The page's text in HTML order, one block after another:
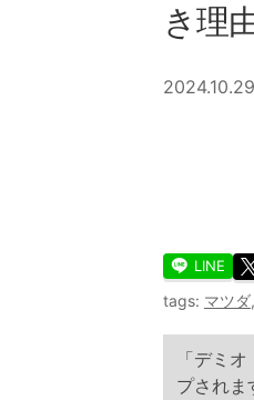
き理
2024.10.29
LINE
tags: マツダ,
「デミ
プされま